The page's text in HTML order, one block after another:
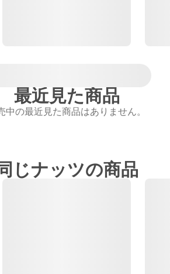
最近見た商品
中の最近見た商品はありません。
じナッツの商品